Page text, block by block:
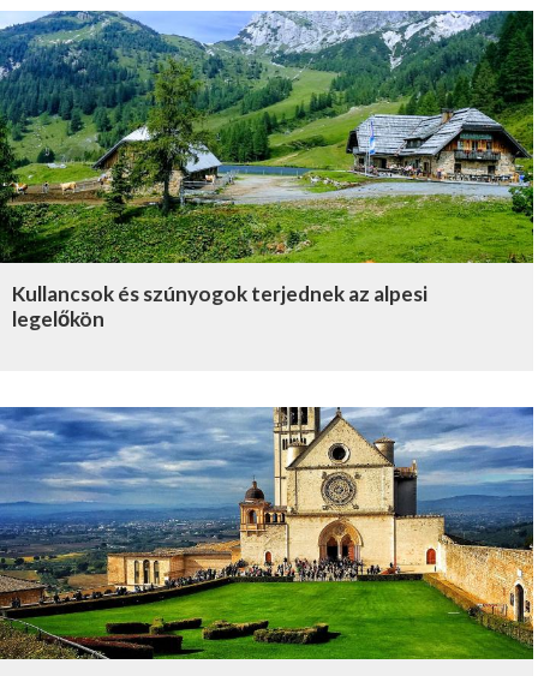
Kullancsok és szúnyogok terjednek az alpesi
legelőkön